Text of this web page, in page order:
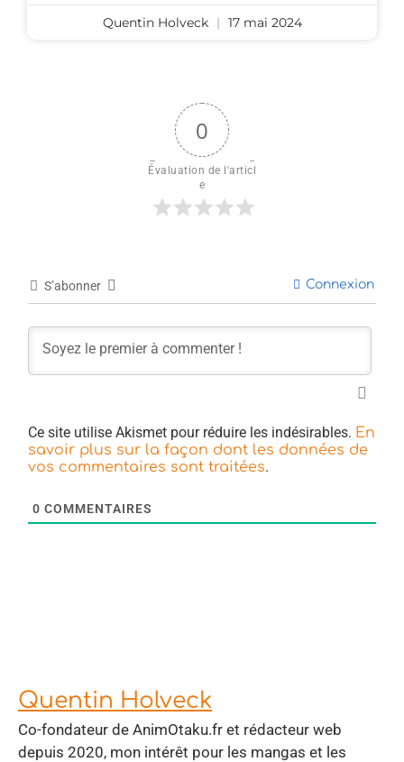
Quentin Holveck 17 mai 2024
0
Évaluation de l'articl
e
S’abonner Connexion
Ce site utilise Akismet pour réduire les indésirables. En
savoir plus sur la façon dont les données de
vos commentaires sont traitées.
0 COMMENTAIRES
Quentin Holveck
Co-fondateur de AnimOtaku.fr et rédacteur web
depuis 2020, mon intérêt pour les mangas et les